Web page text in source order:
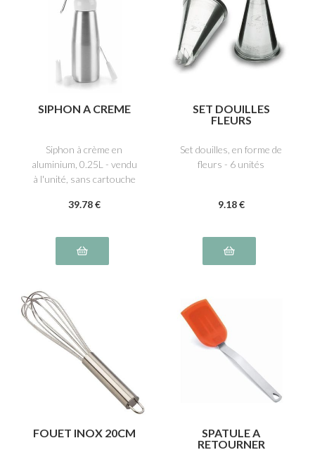
SIPHON A CREME
Siphon à crème en
aluminium, 0.25L - vendu
à l'unité, sans cartouche
39.78 €
SET DOUILLES
FLEURS
Set douilles, en forme de
fleurs - 6 unités
9.18 €
FOUET INOX 20CM
SPATULE A
RETOURNER